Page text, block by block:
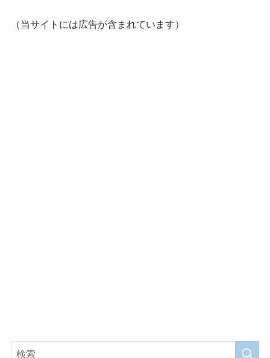
（当サイトには広告が含まれています）